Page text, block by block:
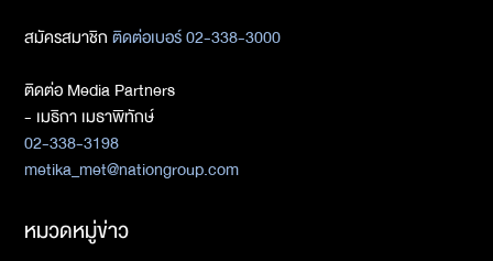
สมัครสมาชิกติดต่อเบอร์ 02-338-3000
ติดต่อ Media Partners
- เมธิกา เมธาพิทักษ์
02-338-3198
metika_met@nationgroup.com
หมวดหมู่ข่าว